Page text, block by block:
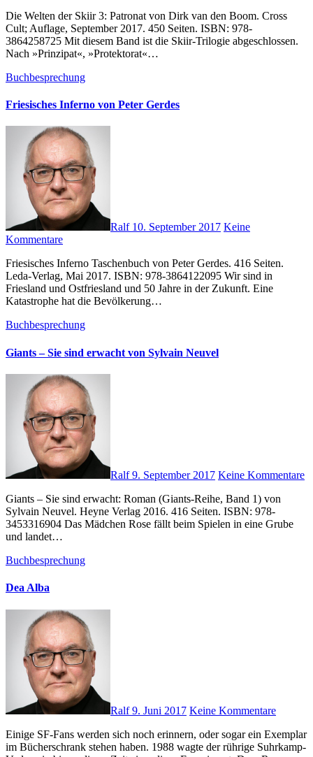
Die Welten der Skiir 3: Patronat von Dirk van den Boom. Cross
Cult; Auflage, September 2017. 450 Seiten. ISBN: 978-
3864258725 Mit diesem Band ist die Skiir-Trilogie abgeschlossen.
Nach »Prinzipat«, »Protektorat«…
Buchbesprechung
Friesisches Inferno von Peter Gerdes
Ralf 10. September 2017 Keine
Kommentare
Friesisches Inferno Taschenbuch von Peter Gerdes. 416 Seiten.
Leda-Verlag, Mai 2017. ISBN: 978-3864122095 Wir sind in
Friesland und Ostfriesland und 50 Jahre in der Zukunft. Eine
Katastrophe hat die Bevölkerung…
Buchbesprechung
Giants – Sie sind erwacht von Sylvain Neuvel
Ralf9. September 2017 Keine Kommentare
Giants – Sie sind erwacht: Roman (Giants-Reihe, Band 1) von
Sylvain Neuvel. Heyne Verlag 2016. 416 Seiten. ISBN: 978-
3453316904 Das Mädchen Rose fällt beim Spielen in eine Grube
und landet…
Buchbesprechung
Dea Alba
Ralf9. Juni 2017 Keine Kommentare
Einige SF-Fans werden sich noch erinnern, oder sogar ein Exemplar
im Bücherschrank stehen haben. 1988 wagte der rührige Suhrkamp-